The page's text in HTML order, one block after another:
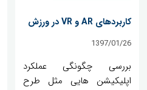
کاربردهای AR و VR در ورزش
1397/01/26
بررسی چگونگی عملکرد
اپلیکیشن هایی مثل طرح